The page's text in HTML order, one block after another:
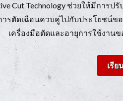
Cut Technology ช่วยให้มีการปรั
รตัดเฉือนควบคู่ไปกับประโยชน์ของ
เครื่องมือตัดและอายุการใช้งานขอ
เรียน